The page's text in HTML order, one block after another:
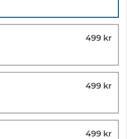
499 kr
499 kr
499 kr